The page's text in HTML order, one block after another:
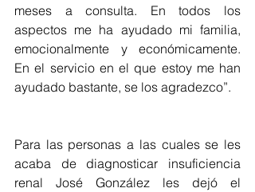
meses a consulta. En todos los
aspectos me ha ayudado mi familia,
emocionalmente y económicamente.
En el servicio en el que estoy me han
ayudado bastante, se los agradezco”.
Para las personas a las cuales se les
acaba de diagnosticar insuficiencia
renal José González les dejó el